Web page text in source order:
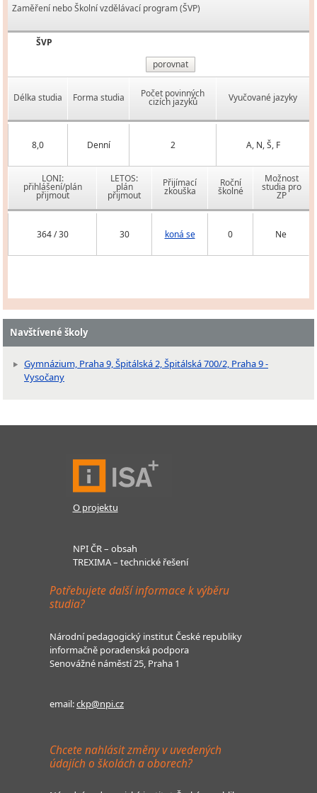
Zaměření nebo Školní vzdělávací program (ŠVP)
ŠVP
porovnat
Délka studia Forma studia Počet povinných
cizích jazyků Vyučované jazyky
8,0 Denní 2 A, N, Š, F
LONI:
přihlášení/plán
přijmout
LETOS:
plán
přijmout
Přijímací
zkouška
Roční
školné
Možnost
studia pro
ZP
364 / 30 30 koná se 0 Ne
Navštívené školy
Gymnázium, Praha 9, Špitálská 2, Špitálská 700/2, Praha 9 -
Vysočany
O projektu
NPI ČR – obsah
TREXIMA – technické řešení
Potřebujete další informace k výběru
studia?
Národní pedagogický institut České republiky
informačně poradenská podpora
Senovážné náměstí 25, Praha 1
email:ckp@npi.cz
Chcete nahlásit změny v uvedených
údajích o školách a oborech?